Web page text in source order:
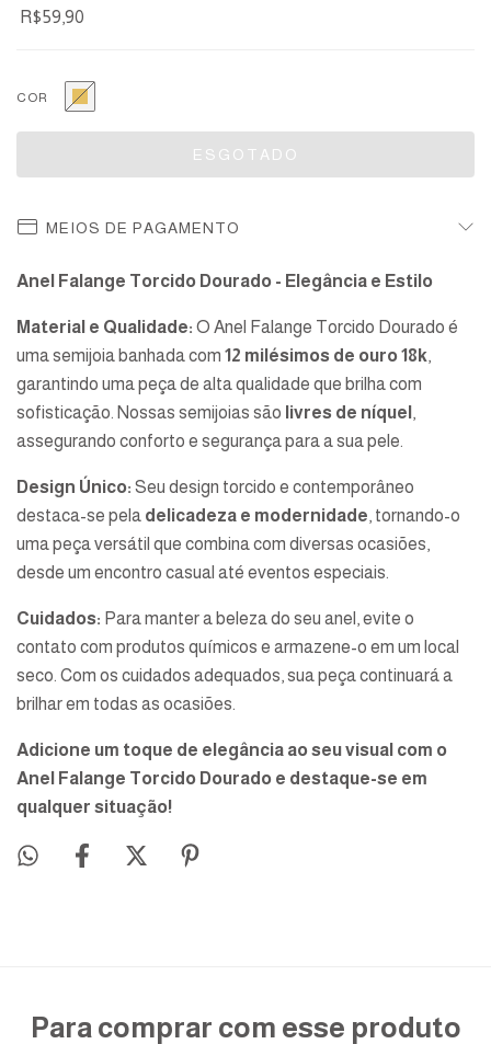
R$59,90
COR
MEIOS DE PAGAMENTO
Anel Falange Torcido Dourado - Elegância e Estilo
Material e Qualidade: O Anel Falange Torcido Dourado é
uma semijoia banhada com 12 milésimos de ouro 18k
garantindo uma peça de alta qualidade que brilha com
sofisticação. Nossas semijoias são livres de níquel
assegurando conforto e segurança para a sua pele.
Design Único: Seu design torcido e contemporâneo
destaca-se pela delicadeza e modernidade , tornando-o
uma peça versátil que combina com diversas ocasiões,
desde um encontro casual até eventos especiais.
Cuidados: Para manter a beleza do seu anel, evite o
contato com produtos químicos e armazene-o em um local
seco. Com os cuidados adequados, sua peça continuará a
brilhar em todas as ocasiões.
Adicione um toque de elegância ao seu visual com o
Anel Falange Torcido Dourado e destaque-se em
qualquer situação!
Para comprar com esse produto